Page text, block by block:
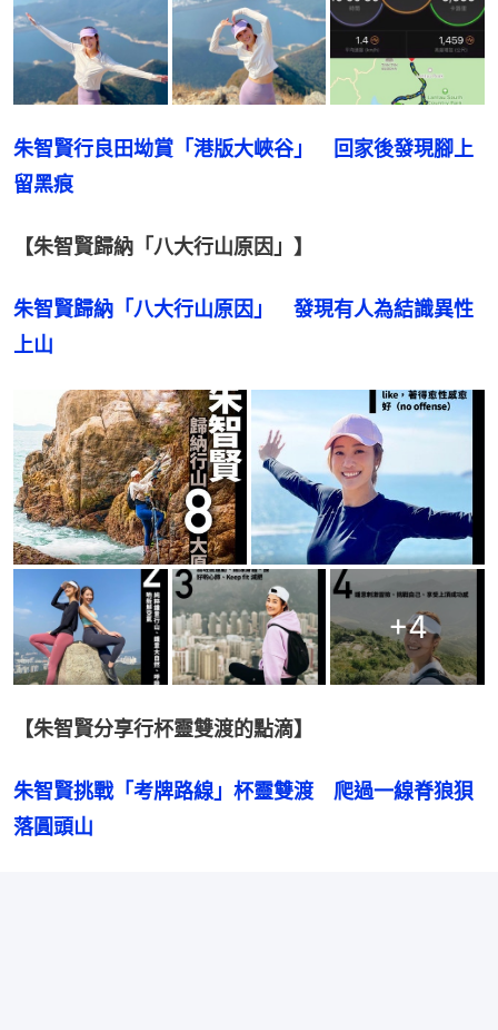
朱智賢行良田坳賞「港版大峽谷」　回家後發現腳上
留黑痕
【朱智賢歸納「八大行山原因」】
朱智賢歸納「八大行山原因」　發現有人為結識異性
上山
+4
【朱智賢分享行杯靈雙渡的點滴】
朱智賢挑戰「考牌路線」杯靈雙渡　爬過一線脊狼狽
落圓頭山